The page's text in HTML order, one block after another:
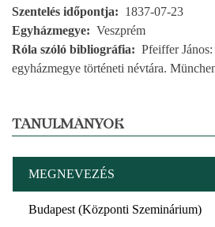
Szentelés időpontja
1837-07-23
Egyházmegye
Veszprém
Róla szóló bibliográfia
Pfeiffer
egyházmegye történeti névtára.
TANULMÁNYOK
MEGNEVEZÉS
Budapest (Központi Szeminárium)